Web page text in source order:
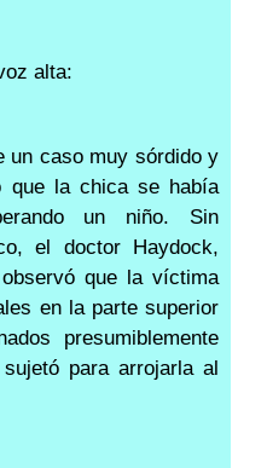
alta:
un caso muy sórdido y
que la chica se había
un niño. Sin
el doctor Haydock,
que la víctima
en la parte superior
presumiblemente
para arrojarla al